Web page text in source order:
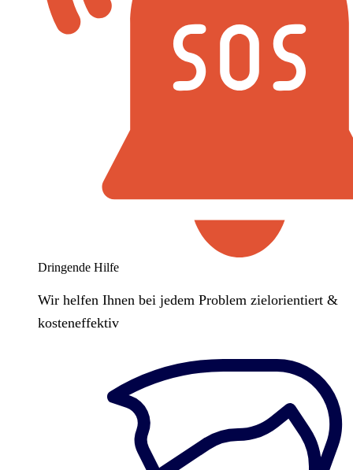
Dringende Hilfe
Wir helfen Ihnen bei jedem Problem zielorientiert &
kosteneffektiv